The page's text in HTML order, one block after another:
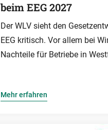
beim EEG 2027
Der WLV sieht den
EEG kritisch. Vor allem bei
Nachteile für Betriebe in
Mehr erfahren